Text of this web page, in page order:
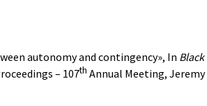
autonomy and contingency», In Black
– 107th Annual Meeting, Jeremy